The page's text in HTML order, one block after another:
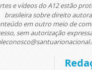
e vídeos do A12 estão
brasileira sobre direito
em outro meio de
sem autorização